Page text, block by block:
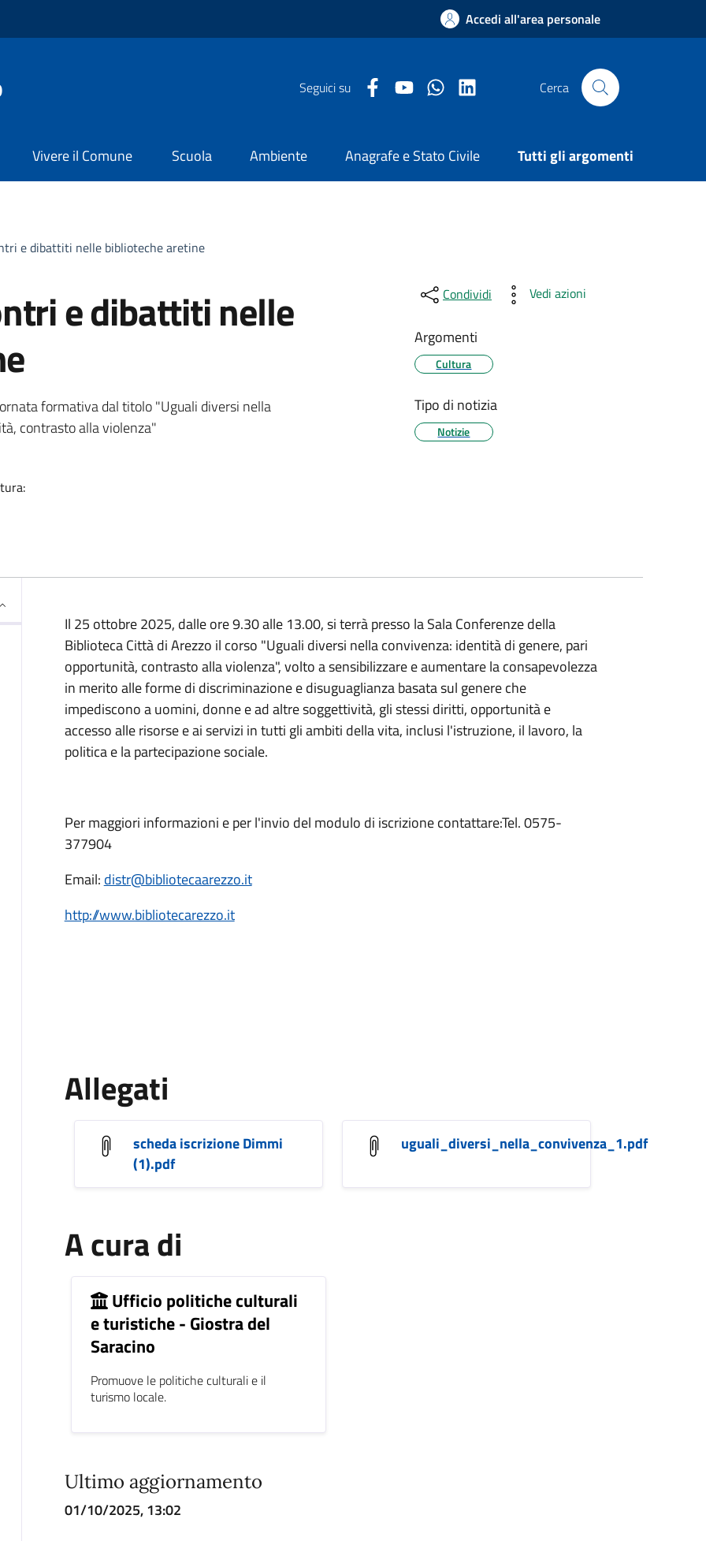
Accedi all'area personale
Seguici su Facebook Comune di Arezzo
Youtube Comune di Arezzo
Twitter Comune di Arezzo
LinkedIn Comune di Arezzo
Cerca
Vivere il Comune Scuola Ambiente Anagrafe e Stato Civile Tutti gli argomenti
e dibattiti nelle biblioteche aretine
e dibattiti nelle
formativa dal titolo "Uguali diversi nella
contrasto alla violenza"
Condividi Vedi azioni
Argomenti
Cultura
Tipo di notizia
Notizie
Il 25 ottobre 2025, dalle ore 9.30 alle 13.00, si terrà presso la Sala Conferenze della
Biblioteca Città di Arezzo il corso "Uguali diversi nella convivenza: identità di genere, pari
opportunità, contrasto alla violenza", volto a sensibilizzare e aumentare la consapevolezza
in merito alle forme di discriminazione e disuguaglianza basata sul genere che
impediscono a uomini, donne e ad altre soggettività, gli stessi diritti, opportunità e
accesso alle risorse e ai servizi in tutti gli ambiti della vita, inclusi l'istruzione, il lavoro, la
politica e la partecipazione sociale.
Per maggiori informazioni e per l'invio del modulo di iscrizione contattare:Tel. 0575-
377904
Email: distr@bibliotecaarezzo.it
http://www.bibliotecarezzo.it
Allegati
scheda iscrizione Dimmi
(1).pdf
uguali_diversi_nella_convivenza_1.pdf
A cura di
Ufficio politiche culturali
e turistiche - Giostra del
Saracino
Promuove le politiche culturali e il
turismo locale.
Ultimo aggiornamento
01/10/2025, 13:02